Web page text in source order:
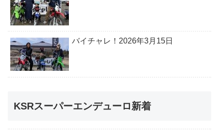
バイチャレ！2026年3月15日
KSRスーパーエンデューロ新着